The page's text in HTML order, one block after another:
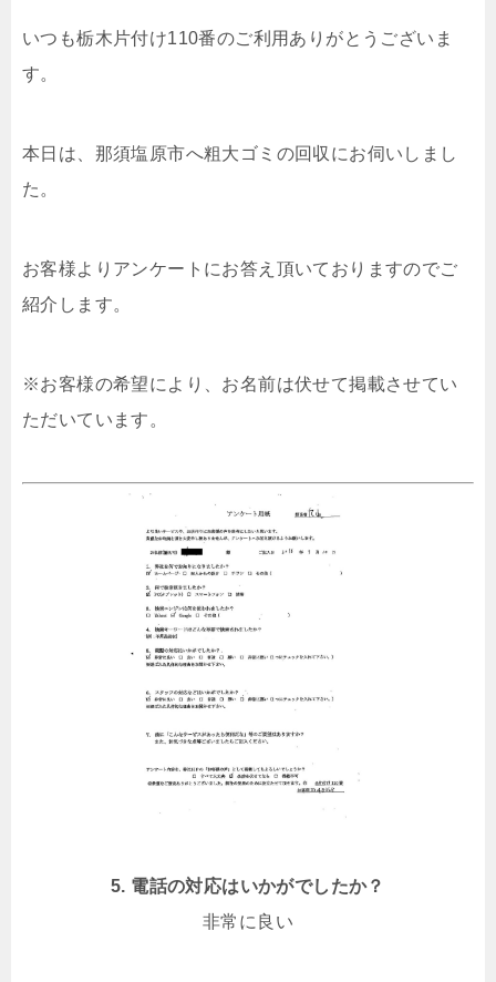
いつも栃木片付け110番のご利用ありがとうございま
す。
本日は、那須塩原市へ粗大ゴミの回収にお伺いしまし
た。
お客様よりアンケートにお答え頂いておりますのでご
紹介します。
※お客様の希望により、お名前は伏せて掲載させてい
ただいています。
5. 電話の対応はいかがでしたか？
非常に良い